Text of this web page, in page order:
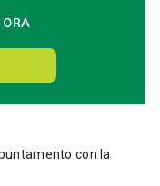
ORA
con la